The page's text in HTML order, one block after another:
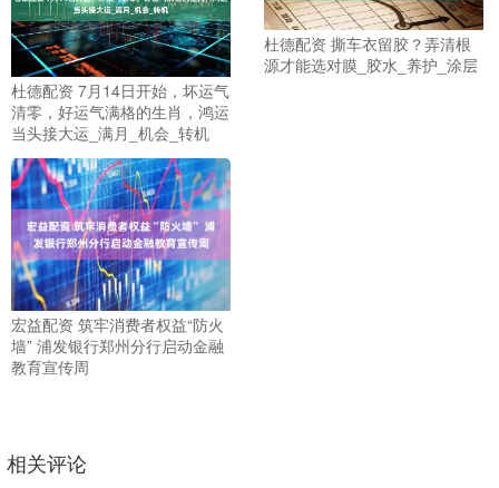
杜德配资 7月14日开始，坏运气
清零，好运气满格的生肖，鸿运
当头接大运_满月_机会_转机
杜德配资 撕车衣留胶？弄清根
源才能选对膜_胶水_养护_涂层
宏益配资 筑牢消费者权益“防火
墙” 浦发银行郑州分行启动金融
教育宣传周
相关评论